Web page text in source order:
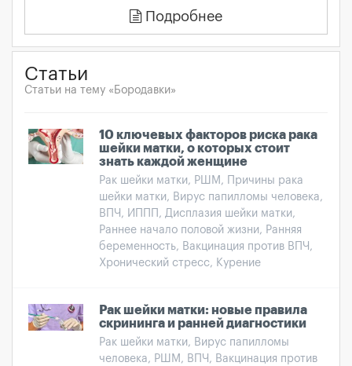
Подробнее
Статьи
Статьи на тему «Бородавки»
10 ключевых факторов риска рака
шейки матки, о которых стоит
знать каждой женщине
Рак шейки матки, РШМ, Причины рака
шейки матки, Вирус папилломы человека,
ВПЧ, ИППП, Дисплазия шейки матки,
Раннее начало половой жизни, Ранняя
беременность, Вакцинация против ВПЧ,
Хронический стресс, Курение
Рак шейки матки: новые правила
скрининга и ранней диагностики
Рак шейки матки, Вирус папилломы
человека, РШМ, ВПЧ, Вакцинация против